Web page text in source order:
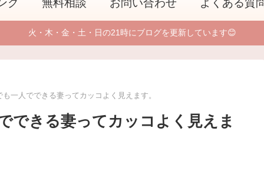
グ 無料相談 お問い合わせ よくある質
火・木・金・土・日の21時にブログを更新しています😊
一人でできる妻ってカッコよく見えます。
できる妻ってカッコよく見えま